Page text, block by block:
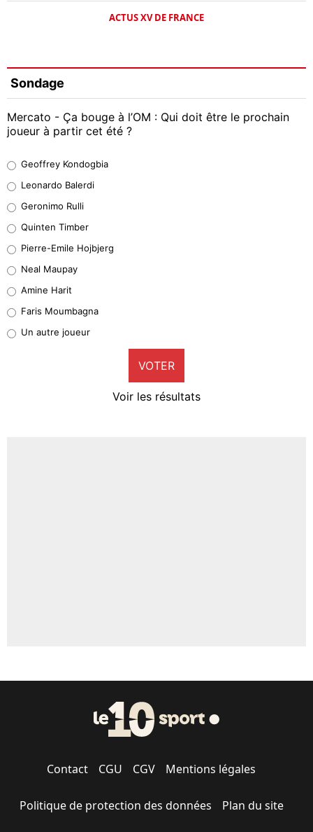
ACTUS XV DE FRANCE
Sondage
Mercato - Ça bouge à l’OM : Qui doit être le prochain
joueur à partir cet été ?
38%
32%
5%
1%
9%
Geoffrey Kondogbia
Leonardo Balerdi
Geronimo Rulli
Quinten Timber
Pierre-Emile Hojbjerg
Neal Maupay
Amine Harit
Faris Moumbagna
Un autre joueur
VOTER
Voir les résultats
Contact CGU CGV Mentions légales
Politique de protection des données Plan du site